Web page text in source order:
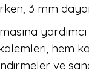
3 mm
hem
ve